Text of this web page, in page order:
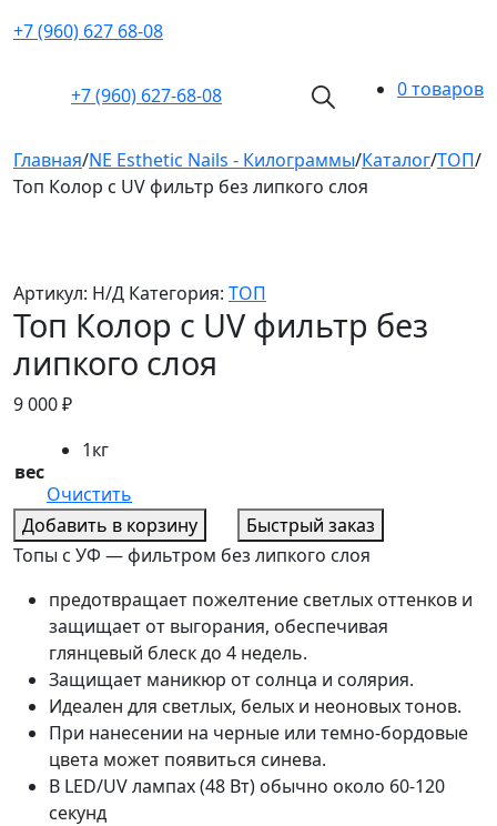
+7 (960) 627 68-08
+7 (960) 627-68-08 0 товаров
Главная/NE Esthetic Nails - Килограммы/Каталог/ТОП/
Топ Колор с UV фильтр без липкого слоя
Артикул: Н/Д Категория: ТОП
Топ Колор с UV фильтр без
липкого слоя
9 000₽
вес
1кг
Очистить
Добавить в корзину
Быстрый заказ
Топы с УФ — фильтром без липкого слоя
предотвращает пожелтение светлых оттенков и
защищает от выгорания, обеспечивая
глянцевый блеск до 4 недель.
Защищает маникюр от солнца и солярия.
Идеален для светлых, белых и неоновых тонов.
При нанесении на черные или темно-бордовые
цвета может появиться синева.
В LED/UV лампах (48 Вт) обычно около 60-120
секунд